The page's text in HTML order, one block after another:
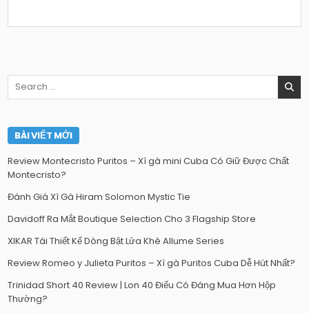
Search
BÀI VIẾT MỚI
Review Montecristo Puritos – Xì gà mini Cuba Có Giữ Được Chất
Montecristo?
Đánh Giá Xì Gà Hiram Solomon Mystic Tie
Davidoff Ra Mắt Boutique Selection Cho 3 Flagship Store
XIKAR Tái Thiết Kế Dòng Bật Lửa Khè Allume Series
Review Romeo y Julieta Puritos – Xì gà Puritos Cuba Dễ Hút Nhất?
Trinidad Short 40 Review | Lon 40 Điếu Có Đáng Mua Hơn Hộp
Thường?